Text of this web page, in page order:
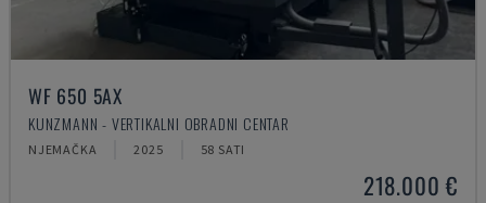
WF 650 5AX
KUNZMANN - VERTIKALNI OBRADNI CENTAR
NJEMAČKA 2025 58 SATI
218.000 €